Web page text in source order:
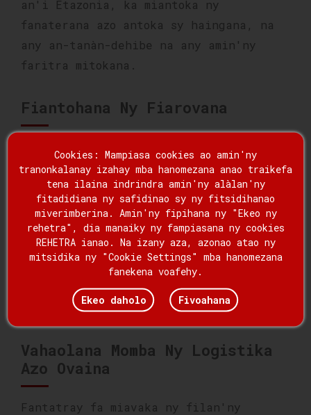
an'i Etazonia, ka miantoka ny
fanaterana azo antoka sy haingana, na
any an-tanàn-dehibe na any amin'ny
faritra mitokana.
Fiantohana Ny Fiarovana
pahamehanay. Mametraka fepetra
fiarovana hentitra izahay mandritra ny
fizotran'ny fitaterana, miara-miasa
amin'ireo mpiara-miombon'antoka
matihanina amin'ny fitaterana
tranofiara izay manana fitaovana sy
teknolojia mandroso mba hahazoana
antoka fa azo antoka ny fanaterana.
Vahaolana Momba Ny Logistika
Azo Ovaina
Fantatray fa miavaka ny filan'ny
Cookies: Mampiasa cookies ao amin'ny
tranonkalanay izahay mba hanomezana anao traikefa
tena ilaina indrindra amin'ny alàlan'ny
fitadidiana ny safidinao sy ny fitsidihanao
miverimberina. Amin'ny fipihana ny "Ekeo ny
rehetra", dia manaiky ny fampiasana ny cookies
REHETRA ianao. Na izany aza, azonao atao ny
mitsidika ny "Cookie Settings" mba hanomezana
fanekena voafehy.
Ekeo daholo Fivoahana